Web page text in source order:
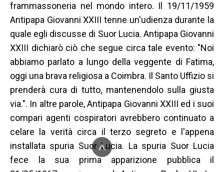
frammassoneria nel mondo intero. Il 19/11/1959
Antipapa Giovanni XXIII tenne un'udienza durante la
quale egli discusse di Suor Lucia. Antipapa Giovanni
XXIII dichiarò ciò che segue circa tale evento: "Noi
abbiamo parlato a lungo della veggente di Fatima,
oggi una brava religiosa a Coimbra. Il Santo Uffizio si
prenderà cura di tutto, mantenendolo sulla giusta
via.". In altre parole, Antipapa Giovanni XXIII ed i suoi
compari agenti cospiratori avrebbero continuato a
celare la verità circa il terzo segreto e l'appena
installata spuria Suor Lucia. La spuria Suor Lucia
fece la sua prima apparizione pubblica il
^